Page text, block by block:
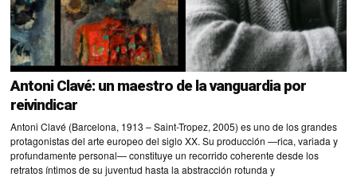
Antoni Clavé: un maestro de la vanguardia por
reivindicar
Antoni Clavé (Barcelona, 1913 – Saint-Tropez, 2005) es uno de los grandes
protagonistas del arte europeo del siglo XX. Su producción —rica, variada y
profundamente personal— constituye un recorrido coherente desde los
retratos íntimos de su juventud hasta la abstracción rotunda y